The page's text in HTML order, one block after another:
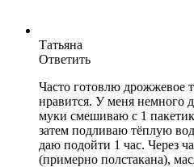
Татьяна
Ответить
Часто готовлю дрожжевое
нравится. У меня немного
муки смешиваю с 1
затем подливаю тёплую
даю подойти 1 час. Через
(примерно полстакана),